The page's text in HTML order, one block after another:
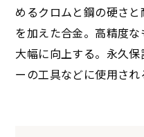
めるクロムと鋼の硬さ
を加えた合金。高精度
大幅に向上する。永久
ーの工具などに使用され